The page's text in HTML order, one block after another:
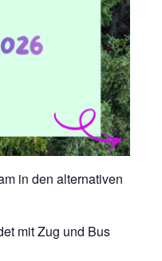
in den alternativen
mit Zug und Bus